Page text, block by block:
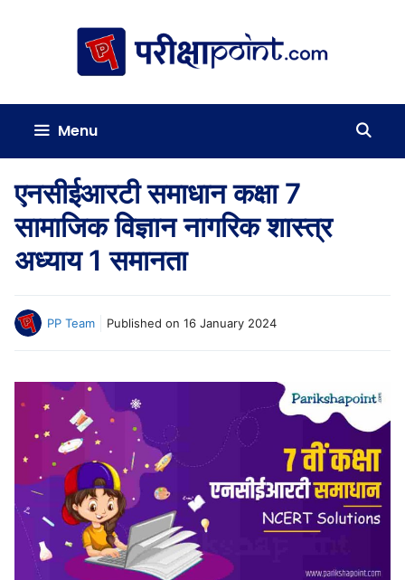
Menu
एनसीईआरटी समाधान कक्षा 7
सामाजिक विज्ञान नागरिक शास्त्र
अध्याय 1 समानता
PP Team Published on 16 January 2024